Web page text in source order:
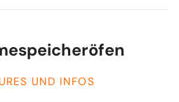
UND INFOS